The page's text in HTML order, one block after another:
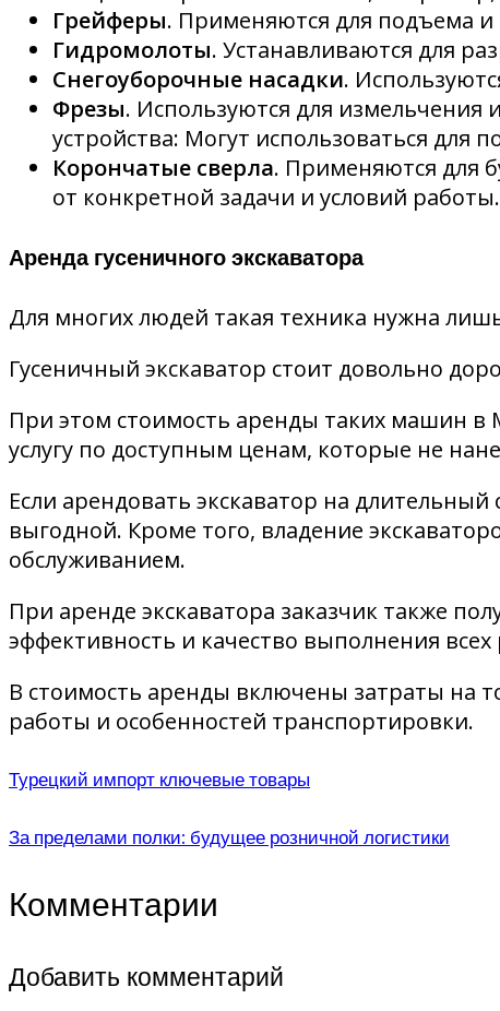
Грейферы. Применяются для подъема и
Гидромолоты. Устанавливаются для
Снегоуборочные насадки.
Фрезы. Используются для
устройства: Могут использоваться для
Корончатые сверла. Применяются для
от конкретной задачи и условий работы.
Аренда гусеничного экскаватора
Для многих людей такая техника нужна
Гусеничный экскаватор стоит довольно
При этом стоимость аренды таких машин в
услугу по доступным ценам, которые не
Если арендовать экскаватор на
выгодной. Кроме того, владение
обслуживанием.
При аренде экскаватора заказчик также
эффективность и качество выполнения всех
В стоимость аренды включены затраты на
работы и особенностей транспортировки.
Турецкий импорт ключевые товары
За пределами полки: будущее розничной логистики
Комментарии
Добавить комментарий